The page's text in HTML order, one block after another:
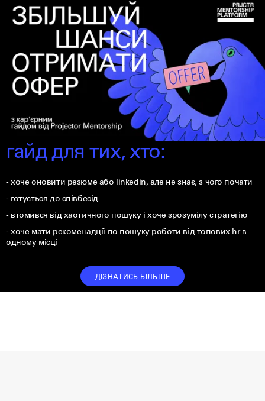
гайд для тих, хто:
- хоче оновити резюме або linkedin, але не знає, з чого почати
- готується до співбесід
- втомився від хаотичного пошуку і хоче зрозумілу стратегію
- хоче мати рекоменадції по пошуку роботи від топових hr в
одному місці
ДІЗНАТИСЬ БІЛЬШЕ